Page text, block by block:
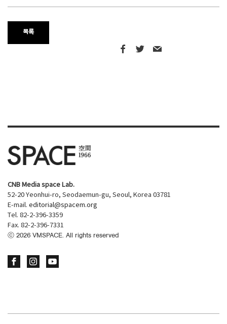
목록
CNB Media space Lab.
52-20 Yeonhui-ro, Seodaemun-gu, Seoul, Korea 03781
E-mail. editorial@spacem.org
Tel. 82-2-396-3359
Fax. 82-2-396-7331
ⓒ 2026 VMSPACE. All rights reserved